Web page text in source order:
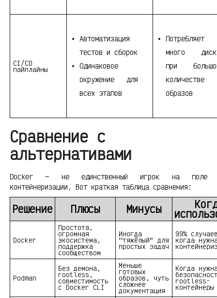
CI/CD
пайплайны
Автоматизация
тестов и сборок
Одинаковое
окружение для
всех этапов
Потребляет
много
при
количестве
образов
Сравнение с
альтернативами
Docker — не единственный игрок на поле
контейнеризации. Вот краткая таблица сравнения:
Решение Плюсы Минусы
Docker
Простота,
огромная
экосистема,
поддержка
сообществом
Иногда
“тяжёлый” для
простых задач
99%
когда
Podman
Без демона,
rootless,
совместимость
с Docker CLI
Меньше
готовых
образов, чуть
сложнее
документация
Когда
rootless-
контейнеры